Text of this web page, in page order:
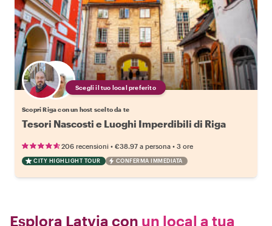
Scegli il tuo local preferito
Scopri Riga con un host scelto da te
Tesori Nascosti e Luoghi Imperdibili di Riga
206 recensioni • €38.97 a persona • 3 ore
CITY HIGHLIGHT TOUR CONFERMA IMMEDIATA
Esplora Latvia con un local a tua